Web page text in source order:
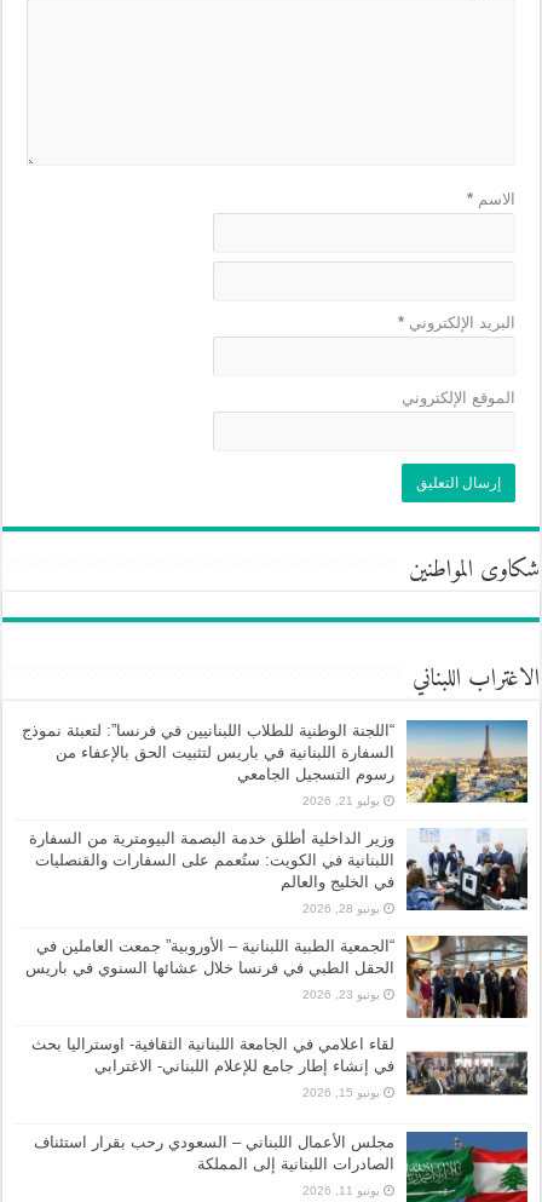
الاسم*
البريد الإلكتروني*
الموقع الإلكتروني
شكاوى المواطنين
الاغتراب اللبناني
“اللجنة الوطنية للطلاب اللبنانيين في فرنسا”: لتعبئة نموذج
السفارة اللبنانية في باريس لتثبيت الحق بالإعفاء من
رسوم التسجيل الجامعي
يوليو 21, 2026
وزير الداخلية أطلق خدمة البصمة البيومترية من السفارة
اللبنانية في الكويت: ستُعمم على السفارات والقنصليات
في الخليج والعالم
يونيو 28, 2026
“الجمعية الطبية اللبنانية – الأوروبية” جمعت العاملين في
الحقل الطبي في فرنسا خلال عشائها السنوي في باريس
يونيو 23, 2026
لقاء اعلامي في الجامعة اللبنانية الثقافية- اوستراليا بحث
في إنشاء إطار جامع للإعلام اللبناني- الاغترابي
يونيو 15, 2026
مجلس الأعمال اللبناني – السعودي رحب بقرار استئناف
الصادرات اللبنانية إلى المملكة
يونيو 11, 2026